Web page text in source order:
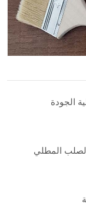
الجودة
المطلي